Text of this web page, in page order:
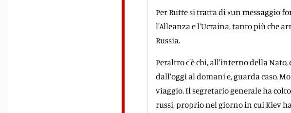
Per Rutte si tratta di «un messaggio
l'Alleanza e l'Ucraina, tanto più che
Russia.
Peraltro c'è chi, all'interno della
dall'oggi al domani e, guarda caso,
viaggio. Il segretario generale ha
russi, proprio nel giorno in cui Kiev